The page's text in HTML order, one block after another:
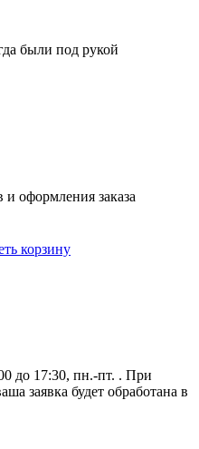
были под рукой
оформления заказа
корзину
до 17:30, пн.-пт. . При
заявка будет обработана в